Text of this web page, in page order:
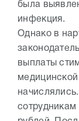
была
инфекция.
Однако в
выплаты
сотрудникам